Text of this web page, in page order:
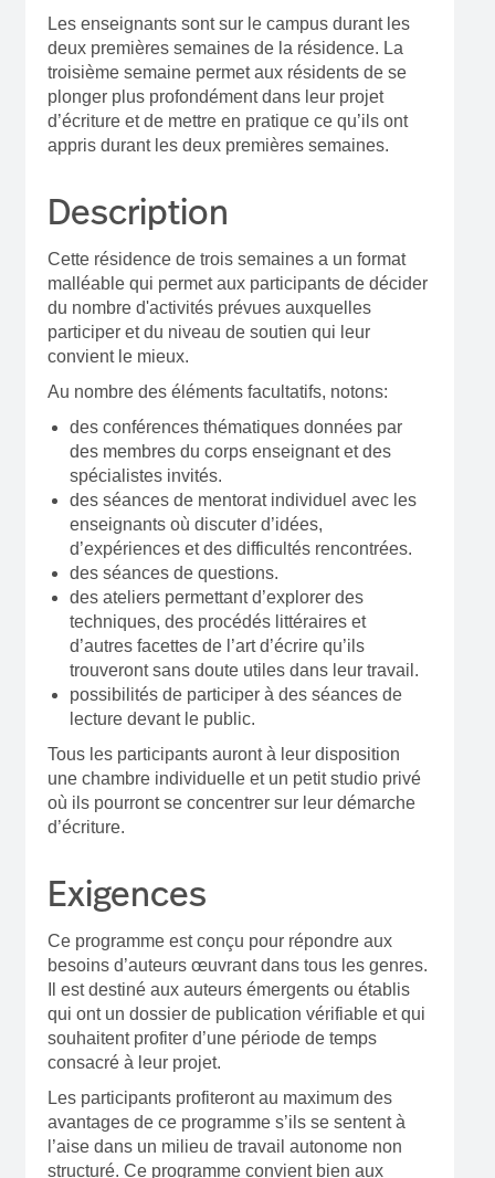
Les enseignants sont sur le campus durant les
deux premières semaines de la résidence. La
troisième semaine permet aux résidents de se
plonger plus profondément dans leur projet
d’écriture et de mettre en pratique ce qu’ils ont
appris durant les deux premières semaines.
Description
Cette résidence de trois semaines a un format
malléable qui permet aux participants de décider
du nombre d'activités prévues auxquelles
participer et du niveau de soutien qui leur
convient le mieux.
Au nombre des éléments facultatifs, notons:
des conférences thématiques données par
des membres du corps enseignant et des
spécialistes invités.
des séances de mentorat individuel avec les
enseignants où discuter d’idées,
d’expériences et des difficultés rencontrées.
des séances de questions.
des ateliers permettant d’explorer des
techniques, des procédés littéraires et
d’autres facettes de l’art d’écrire qu’ils
trouveront sans doute utiles dans leur travail.
possibilités de participer à des séances de
lecture devant le public.
Tous les participants auront à leur disposition
une chambre individuelle et un petit studio privé
où ils pourront se concentrer sur leur démarche
d’écriture.
Exigences
Ce programme est conçu pour répondre aux
besoins d’auteurs œuvrant dans tous les genres.
Il est destiné aux auteurs émergents ou établis
qui ont un dossier de publication vérifiable et qui
souhaitent profiter d’une période de temps
consacré à leur projet.
Les participants profiteront au maximum des
avantages de ce programme s’ils se sentent à
l’aise dans un milieu de travail autonome non
structuré. Ce programme convient bien aux